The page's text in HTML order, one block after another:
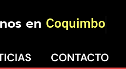
en Coquimbo
CONTACTO